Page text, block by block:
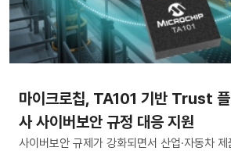
마이크로칩, TA101 기반 Trust
사 사이버보안 규정 대응 지원
사이버보안 규제가 강화되면서 산업·자동차